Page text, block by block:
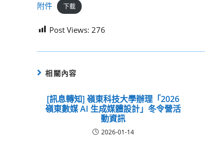
附件 下載
Post Views: 276
相關內容
[訊息轉知] 嶺東科技大學辦理「2026
嶺東數媒 AI 生成媒體設計」冬令營活
動資訊
2026-01-14